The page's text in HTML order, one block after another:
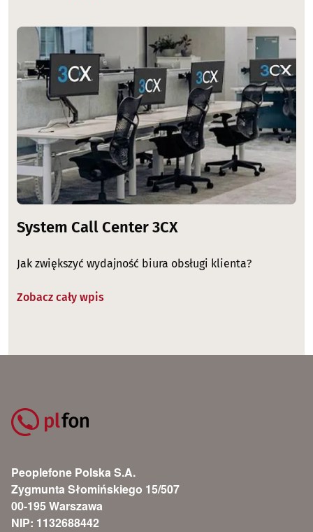
Image
System Call Center 3CX
Jak zwiększyć wydajność biura obsługi klienta?
Zobacz cały wpis
Peoplefone Polska S.A.
Zygmunta Słomińskiego 15/507
00-195 Warszawa
NIP: 1132688442